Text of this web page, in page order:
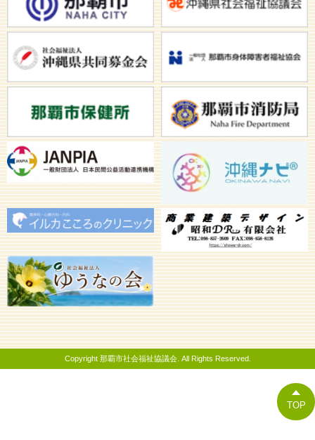
TOP
Copyright 那覇市社会福祉協議会. All Rights Reserved.